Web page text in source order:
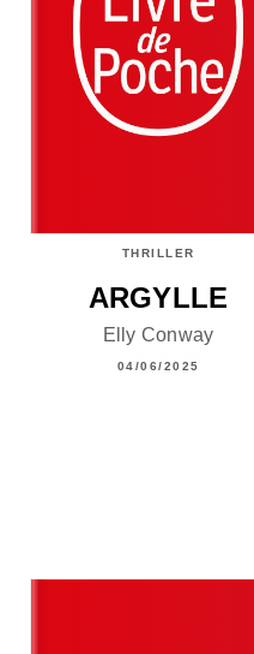
THRILLER
ARGYLLE
Elly Conway
04/06/2025